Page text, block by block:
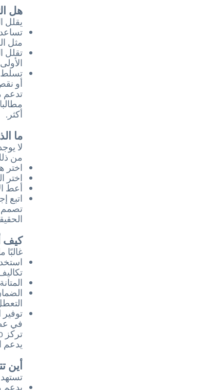
هل
يقلل
مثل
تقلل
تسلط
أو
أكثر.
ما
لا
من
اختر
اختر
أعط
اتبع
تصمم
كيف
في
يدعم
أين